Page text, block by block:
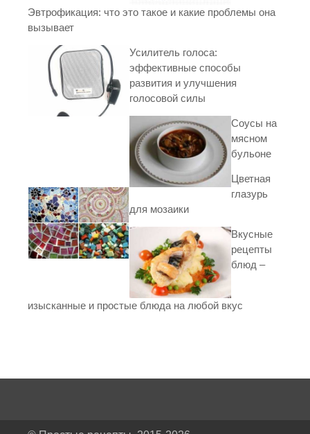
Эвтрофикация: что это такое и какие проблемы она
вызывает
Усилитель голоса:
эффективные способы
развития и улучшения
голосовой силы
Соусы на
мясном
бульоне
Цветная
глазурь
для мозаики
Вкусные
рецепты
блюд –
изысканные и простые блюда на любой вкус